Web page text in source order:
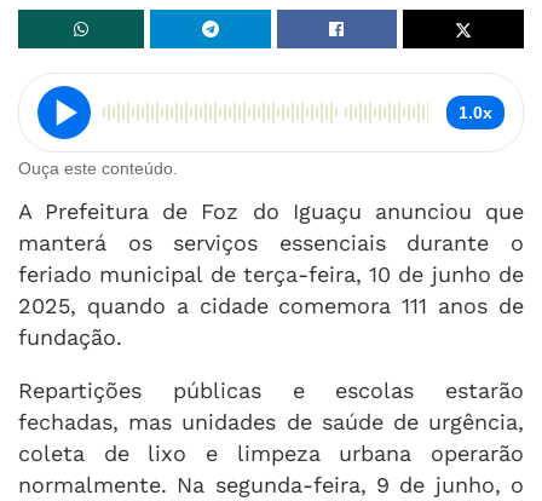
1.0x
Ouça este conteúdo.
A Prefeitura de Foz do Iguaçu anunciou que
manterá os serviços essenciais durante o
feriado municipal de terça-feira, 10 de junho de
2025, quando a cidade comemora 111 anos de
fundação.
Repartições públicas e escolas estarão
fechadas, mas unidades de saúde de urgência,
coleta de lixo e limpeza urbana operarão
normalmente. Na segunda-feira, 9 de junho, o